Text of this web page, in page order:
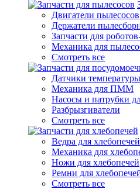
Двигатели пылесосов
Держатели
Запчасти для
Механика для
Смотреть все
Датчики
Механика для ПММ
Насосы и патрубки
Разбрызгиватели
Смотреть все
Ведра для хлебопечей
Механика для
Ножи для хлебопечей
Ремни для
Смотреть все